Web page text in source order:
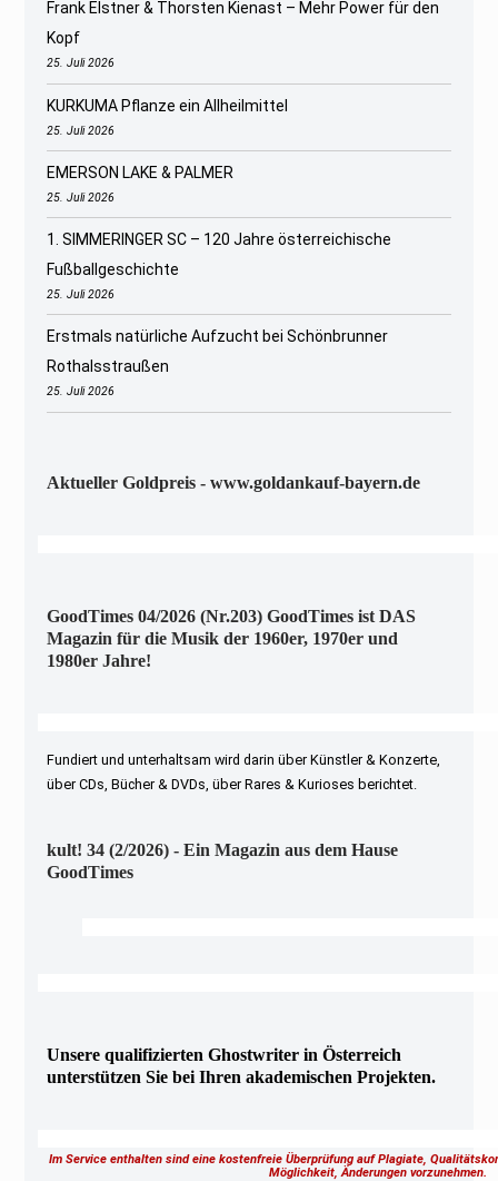
Frank Elstner & Thorsten Kienast – Mehr Power für den
Kopf
25. Juli 2026
KURKUMA Pflanze ein Allheilmittel
25. Juli 2026
EMERSON LAKE & PALMER
25. Juli 2026
1. SIMMERINGER SC – 120 Jahre österreichische
Fußballgeschichte
25. Juli 2026
Erstmals natürliche Aufzucht bei Schönbrunner
Rothalsstraußen
25. Juli 2026
Aktueller Goldpreis - www.goldankauf-bayern.de
GoodTimes 04/2026 (Nr.203) GoodTimes ist DAS
Magazin für die Musik der 1960er, 1970er und
1980er Jahre!
Fundiert und unterhaltsam wird darin über Künstler & Konzerte,
über CDs, Bücher & DVDs, über Rares & Kurioses berichtet.
kult! 34 (2/2026) - Ein Magazin aus dem Hause
GoodTimes
Unsere qualifizierten Ghostwriter in Österreich
unterstützen Sie bei Ihren akademischen Projekten.
Im Service enthalten sind eine kostenfreie Überprüfung auf Plagiate,
Möglichkeit, Änderungen vorzunehmen.